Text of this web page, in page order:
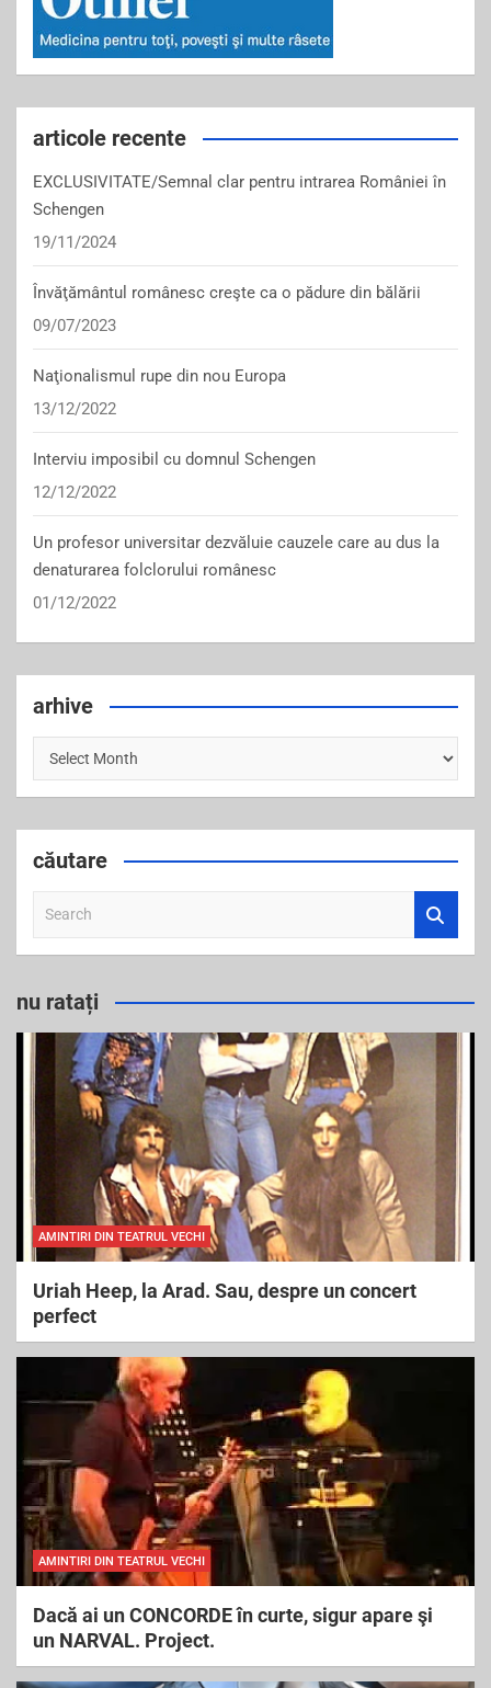
articole recente
EXCLUSIVITATE/Semnal clar pentru intrarea României în
Schengen
19/11/2024
Învăţământul românesc creşte ca o pădure din bălării
09/07/2023
Naţionalismul rupe din nou Europa
13/12/2022
Interviu imposibil cu domnul Schengen
12/12/2022
Un profesor universitar dezvăluie cauzele care au dus la
denaturarea folclorului românesc
01/12/2022
arhive
arhive
căutare
a
c
nu ratați
AMINTIRI DIN TEATRUL VECHI
Uriah Heep, la Arad. Sau, despre un concert
perfect
AMINTIRI DIN TEATRUL VECHI
Dacă ai un CONCORDE în curte, sigur apare şi
un NARVAL. Project.